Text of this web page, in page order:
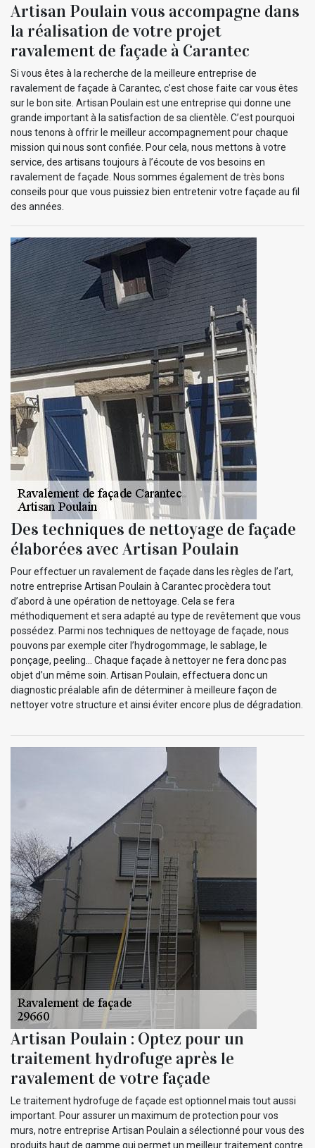
Artisan Poulain vous accompagne dans
la réalisation de votre projet
ravalement de façade à Carantec
Si vous êtes à la recherche de la meilleure entreprise de
ravalement de façade à Carantec, c’est chose faite car vous êtes
sur le bon site. Artisan Poulain est une entreprise qui donne une
grande important à la satisfaction de sa clientèle. C’est pourquoi
nous tenons à offrir le meilleur accompagnement pour chaque
mission qui nous sont confiée. Pour cela, nous mettons à votre
service, des artisans toujours à l’écoute de vos besoins en
ravalement de façade. Nous sommes également de très bons
conseils pour que vous puissiez bien entretenir votre façade au fil
des années.
Des techniques de nettoyage de façade
élaborées avec Artisan Poulain
Pour effectuer un ravalement de façade dans les règles de l’art,
notre entreprise Artisan Poulain à Carantec procèdera tout
d’abord à une opération de nettoyage. Cela se fera
méthodiquement et sera adapté au type de revêtement que vous
possédez. Parmi nos techniques de nettoyage de façade, nous
pouvons par exemple citer l’hydrogommage, le sablage, le
ponçage, peeling… Chaque façade à nettoyer ne fera donc pas
objet d’un même soin. Artisan Poulain, effectuera donc un
diagnostic préalable afin de déterminer à meilleure façon de
nettoyer votre structure et ainsi éviter encore plus de dégradation.
Artisan Poulain : Optez pour un
traitement hydrofuge après le
ravalement de votre façade
Le traitement hydrofuge de façade est optionnel mais tout aussi
important. Pour assurer un maximum de protection pour vos
murs, notre entreprise Artisan Poulain a sélectionné pour vous des
produits haut de gamme qui permet un meilleur traitement contre